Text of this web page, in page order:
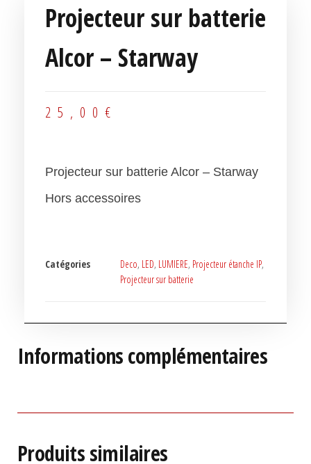
Projecteur sur batterie
Alcor – Starway
25,00 €
Projecteur sur batterie Alcor – Starway
Hors accessoires
Catégories Deco, LED, LUMIERE, Projecteur étanche IP,
Projecteur sur batterie
Informations complémentaires
Produits similaires